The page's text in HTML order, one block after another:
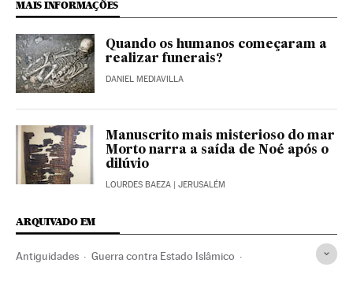
MAIS INFORMAÇÕES
Quando os humanos começaram a
realizar funerais?
DANIEL MEDIAVILLA
Manuscrito mais misterioso do mar
Morto narra a saída de Noé após o
dilúvio
LOURDES BAEZA | JERUSALÉM
ARQUIVADO EM
Antiguidades Guerra contra Estado Islâmico